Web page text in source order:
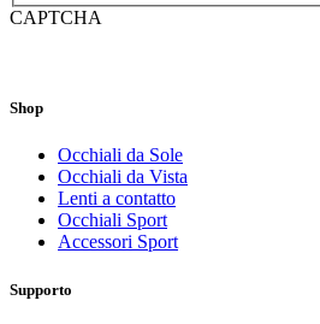
CAPTCHA
Shop
Occhiali da Sole
Occhiali da Vista
Lenti a contatto
Occhiali Sport
Accessori Sport
Supporto